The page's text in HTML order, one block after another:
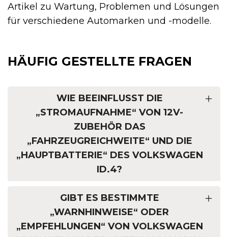
Artikel zu Wartung, Problemen und Lösungen
für verschiedene Automarken und -modelle.
HÄUFIG GESTELLTE FRAGEN
WIE BEEINFLUSST DIE
„STROMAUFNAHME“ VON 12V-
ZUBEHÖR DAS
„FAHRZEUGREICHWEITE“ UND DIE
„HAUPTBATTERIE“ DES VOLKSWAGEN
ID.4?
GIBT ES BESTIMMTE
„WARNHINWEISE“ ODER
„EMPFEHLUNGEN“ VON VOLKSWAGEN